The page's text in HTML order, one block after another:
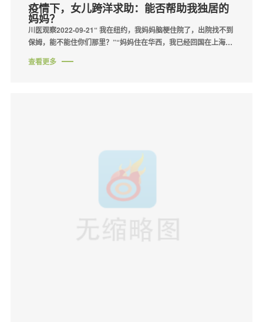
疫情下，女儿跨洋求助：能否帮助我独居的
妈妈？
川医观察2022-09-21“ 我在纽约，我妈妈脑梗住院了，出院找不到
保姆，能不能住你们那里？”“妈妈住在华西，我已经回国在上海隔
熬过肆虐的高温，
查看更多